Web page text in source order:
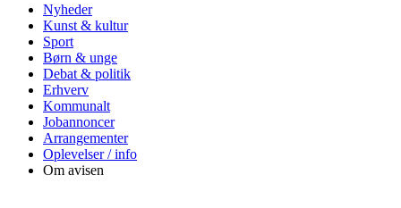
Nyheder
Kunst & kultur
Sport
Børn & unge
Debat & politik
Erhverv
Kommunalt
Jobannoncer
Arrangementer
Oplevelser / info
Om avisen